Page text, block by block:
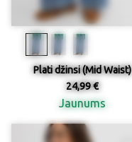
Plati džinsi (Mid Waist)
24,99 €
Jaunums